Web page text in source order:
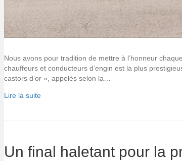
Nous avons pour tradition de mettre à l’honneur
chauffeurs et conducteurs d’engin est la plus
castors d’or », appelés selon la…
Lire la suite
Un final haletant pour la